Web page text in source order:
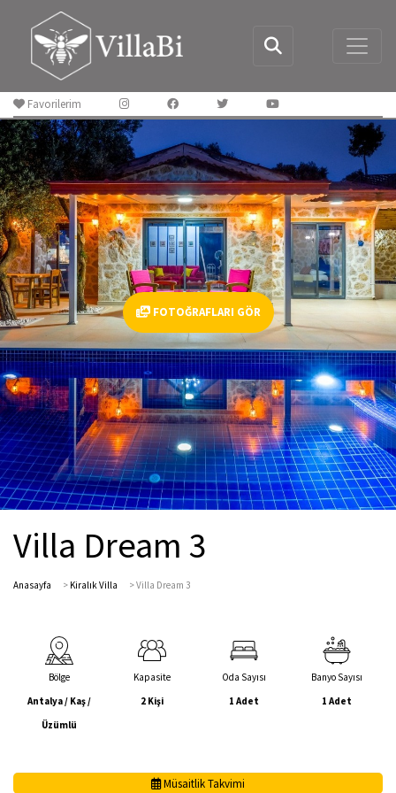
Favorilerim
FOTOĞRAFLARI GÖR
Villa Dream 3
Anasayfa > Kiralık Villa >Villa Dream 3
Bölge
Antalya / Kaş /
Üzümlü
Kapasite
2 Kişi
Oda Sayısı
1 Adet
Banyo Sayısı
1 Adet
Müsaitlik Takvimi